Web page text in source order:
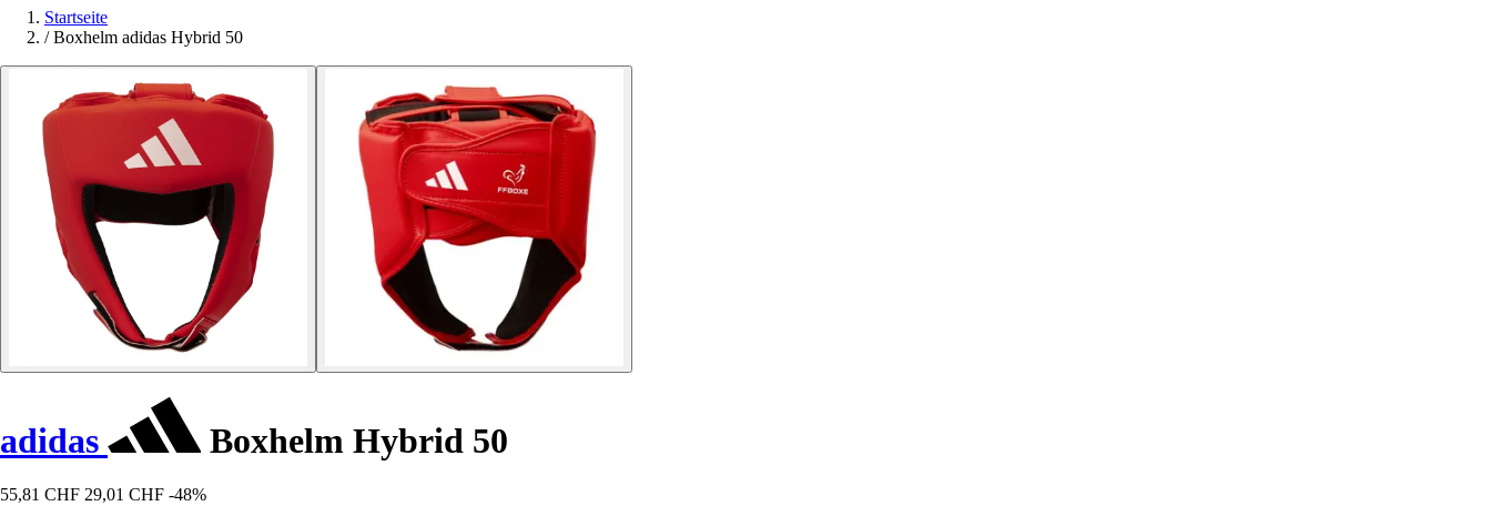
Startseite
/ Boxhelm adidas Hybrid 50
adidas Boxhelm Hybrid 50
55,81 CHF 29,01 CHF -48%